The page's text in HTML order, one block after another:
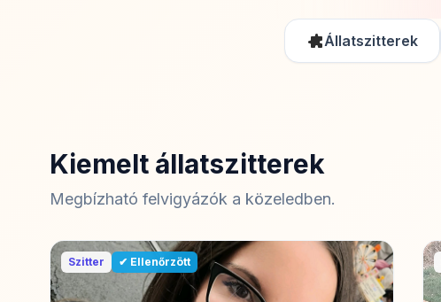
Állatszitterek
Kiemelt állatszitterek
Megbízható felvigyázók a közeledben.
Szitter ✔ Ellenőrzött